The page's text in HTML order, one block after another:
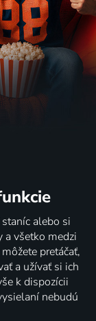
alebo si
všetko medzi
pretáčať,
a užívať si ich
k dispozícii
nebudú